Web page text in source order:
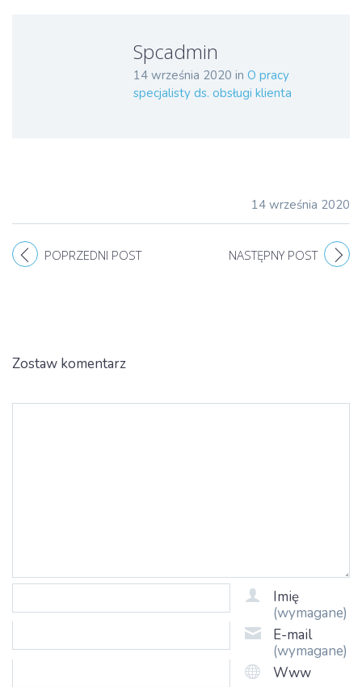
Spcadmin
14 września 2020 in O pracy
specjalisty ds. obsługi klienta
14 września 2020
POPRZEDNI POST NASTĘPNY POST
Zostaw komentarz
Imię
(wymagane)
E-mail
(wymagane)
Www